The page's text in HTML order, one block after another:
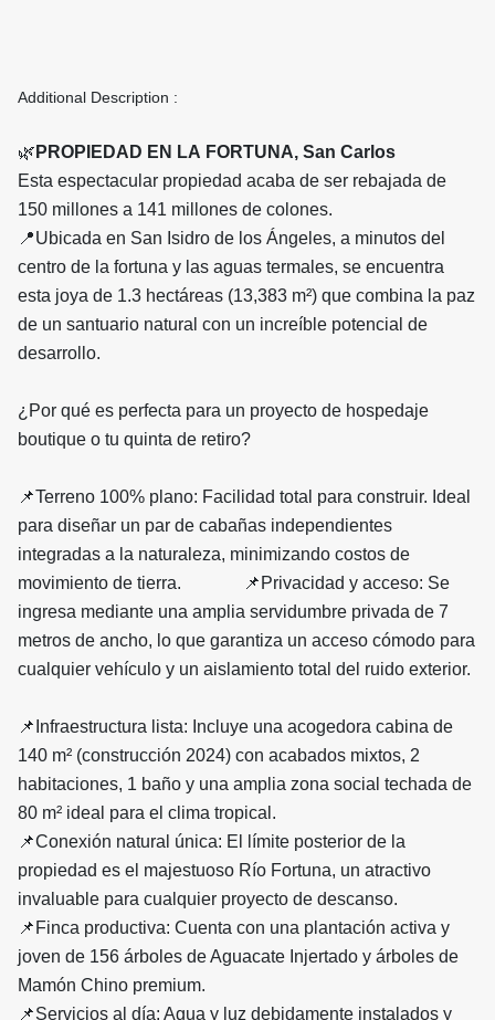
Additional Description :
🌿 PROPIEDAD EN LA FORTUNA, San Carlos
Esta espectacular propiedad acaba de ser rebajada de
150 millones a 141 millones de colones.
📍Ubicada en San Isidro de los Ángeles, a minutos del
centro de la fortuna y las aguas termales, se encuentra
esta joya de 1.3 hectáreas (13,383 m²) que combina la paz
de un santuario natural con un increíble potencial de
desarrollo.
¿Por qué es perfecta para un proyecto de hospedaje
boutique o tu quinta de retiro?
📌Terreno 100% plano: Facilidad total para construir. Ideal
para diseñar un par de cabañas independientes
integradas a la naturaleza, minimizando costos de
movimiento de tierra. 📌Privacidad y acceso: Se
ingresa mediante una amplia servidumbre privada de 7
metros de ancho, lo que garantiza un acceso cómodo para
cualquier vehículo y un aislamiento total del ruido exterior.
📌Infraestructura lista: Incluye una acogedora cabina de
140 m² (construcción 2024) con acabados mixtos, 2
habitaciones, 1 baño y una amplia zona social techada de
80 m² ideal para el clima tropical.
📌Conexión natural única: El límite posterior de la
propiedad es el majestuoso Río Fortuna, un atractivo
invaluable para cualquier proyecto de descanso.
📌Finca productiva: Cuenta con una plantación activa y
joven de 156 árboles de Aguacate Injertado y árboles de
Mamón Chino premium.
📌Servicios al día: Agua y luz debidamente instalados y